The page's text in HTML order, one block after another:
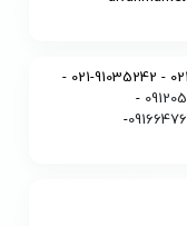
تلفن : تماس - با - پشتیبانی: - 91031882-021 - 91035242-021 -
-
-